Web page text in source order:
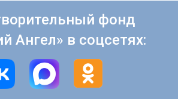
фонд
Ангел» в соцсетях: